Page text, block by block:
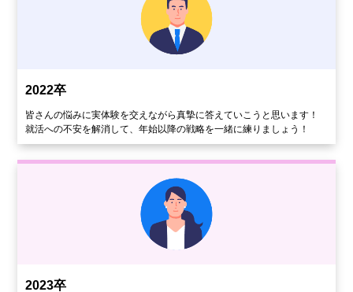
2022卒
皆さんの悩みに実体験を交えながら真摯に答えていこうと思います！
就活への不安を解消して、年始以降の戦略を一緒に練りましょう！
2023卒